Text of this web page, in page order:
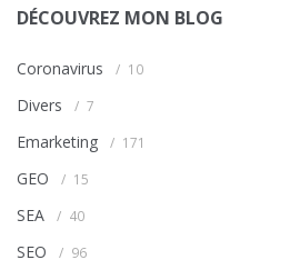
DÉCOUVREZ MON BLOG
Coronavirus 10
Divers 7
Emarketing 171
GEO 15
SEA 40
SEO 96